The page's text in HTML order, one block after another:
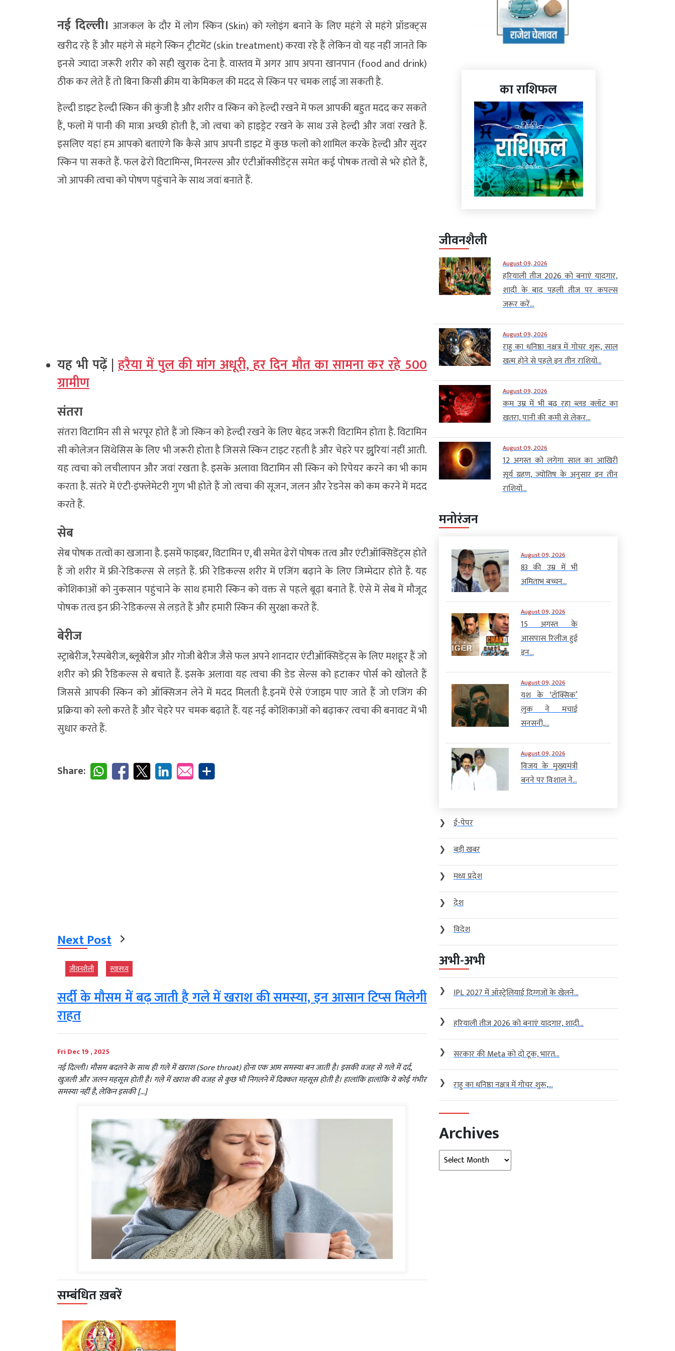
नई दिल्‍ली। आजकल के दौर में लोग स्किन (Skin) को ग्लोइंग बनाने के लिए महंगे से महंगे प्रॉडक्ट्स
खरीद रहे हैं और महंगे से मंहगे स्किन ट्रीटमेंट (skin treatment) करवा रहे हैं लेकिन वो यह नहीं जानते कि
इनसे ज्यादा जरूरी शरीर को सही खुराक देना है. वास्तव में अगर आप अपना खानपान (food and drink)
ठीक कर लेते हैं तो बिना किसी क्रीम या केमिकल की मदद से स्किन पर चमक लाई जा सकती है.
हेल्दी डाइट हेल्दी स्किन की कुंजी है और शरीर व स्किन को हेल्दी रखने में फल आपकी बहुत मदद कर सकते
हैं, फलों में पानी की मात्रा अच्छी होती है, जो त्वचा को हाइड्रेट रखने के साथ उसे हेल्दी और जवां रखते हैं.
इसलिए यहां हम आपको बताएंगे कि कैसे आप अपनी डाइट में कुछ फलों को शामिल करके हेल्दी और सुंदर
स्किन पा सकते हैं. फल ढेरों विटामिन्स, मिनरल्स और एंटीऑक्सीडेंट्स समेत कई पोषक तत्वों से भरे होते हैं,
जो आपकी त्वचा को पोषण पहुंचाने के साथ जवां बनाते हैं.
यह भी पढ़ें |हरैया में पुल की मांग अधूरी, हर दिन मौत का सामना कर रहे 500
ग्रामीण
संतरा
संतरा विटामिन सी से भरपूर होते हैं जो स्किन को हेल्दी रखने के लिए बेहद जरूरी विटामिन होता है. विटामिन
सी कोलेजन सिंथेसिस के लिए भी जरूरी होता है जिससे स्किन टाइट रहती है और चेहरे पर झु्रियां नहीं आती.
यह त्वचा को लचीलापन और जवां रखता है. इसके अलावा विटामिन सी स्किन को रिपेयर करने का भी काम
करता है. संतरे में एंटी-इंफ्लेमेटरी गुण भी होते हैं जो त्वचा की सूजन, जलन और रेडनेस को कम करने में मदद
करते हैं.
सेब
सेब पोषक तत्वों का खजाना है. इसमें फाइबर, विटामिन ए, बी समेत ढेरों पोषक तत्व और एंटीऑक्सिडेंट्स होते
हैं जो शरीर में फ्री-रेडिकल्स से लड़ते हैं. फ्री रेडिकल्स शरीर में एजिंग बढ़ाने के लिए जिम्मेदार होते हैं. यह
कोशिकाओं को नुकसान पहुंचाने के साथ हमारी स्किन को वक्त से पहले बूढ़ा बनाते हैं. ऐसे में सेब में मौजूद
पोषक तत्व इन फ्री-रेडिकल्स से लड़ते हैं और हमारी स्किन की सुरक्षा करते हैं.
बेरीज
स्ट्राबेरीज, रैस्पबेरीज, ब्लूबेरीज और गोजी बेरीज जैसे फल अपने शानदार एंटीऑक्सिडेंट्स के लिए मशहूर हैं जो
शरीर को फ्री रैडिकल्स से बचाते हैं. इसके अलावा यह त्वचा की डेड सेल्स को हटाकर पोर्स को खोलते हैं
जिससे आपकी स्किन को ऑक्सिजन लेने में मदद मिलती है.इनमें ऐसे एंजाइम पाए जाते हैं जो एजिंग की
प्रक्रिया को स्लो करते हैं और चेहरे पर चमक बढ़ाते हैं. यह नई कोशिकाओं को बढ़ाकर त्वचा की बनावट में भी
सुधार करते हैं.
Share:
Next Post
जीवनशैली स्‍वास्‍थ्‍य
सर्दी के मौसम में बढ़ जाती है गले में खराश की समस्‍या, इन आसान टिप्‍स मिलेगी
राहत
Fri Dec 19 , 2025
नई दिल्ली। मौसम बदलने के साथ ही गले में खराश (Sore throat) होना एक आम समस्या बन जाती है। इसकी वजह से गले में दर्द,
खुजली और जलन महसूस होती है। गले में खराश की वजह से कुछ भी निगलने में दिक्कत महसूस होती है। हालांकि हालांकि ये कोई गंभीर
समस्या नहीं है, लेकिन इसकी […]
सम्बंधित ख़बरें
का राशिफल
जीवनशैली
August 09, 2026
हरियाली तीज 2026 को बनाएं यादगार,
शादी के बाद पहली तीज पर कपल्स
जरूर करें...
August 09, 2026
राहु का धनिष्ठा नक्षत्र में गोचर शुरू, साल
खत्म होने से पहले इन तीन राशियों...
August 09, 2026
कम उम्र में भी बढ़ रहा ब्लड क्लॉट का
खतरा, पानी की कमी से लेकर...
August 09, 2026
12 अगस्त को लगेगा साल का आखिरी
सूर्य ग्रहण, ज्योतिष के अनुसार इन तीन
राशियों...
मनोरंजन
August 09, 2026
83 की उम्र में भी
अमिताभ बच्चन...
August 09, 2026
15 अगस्त के
आसपास रिलीज हुई
इन...
August 09, 2026
यश के ‘टॉक्सिक’
लुक ने मचाई
सनसनी,...
August 09, 2026
विजय के मुख्यमंत्री
बनने पर विशाल ने...
❯
ई-पेपर
❯
बड़ी खबर
❯
मध्य प्रदेश
❯
देश
❯
विदेश
अभी-अभी
❯ IPL 2027 में ऑस्ट्रेलियाई दिग्गजों के खेलने...
❯ हरियाली तीज 2026 को बनाएं यादगार, शादी...
❯ सरकार की Meta को दो टूक, भारत...
❯ राहु का धनिष्ठा नक्षत्र में गोचर शुरू,...
Archives
Archives